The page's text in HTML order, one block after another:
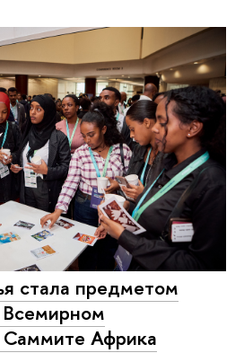
стала предметом
Африка